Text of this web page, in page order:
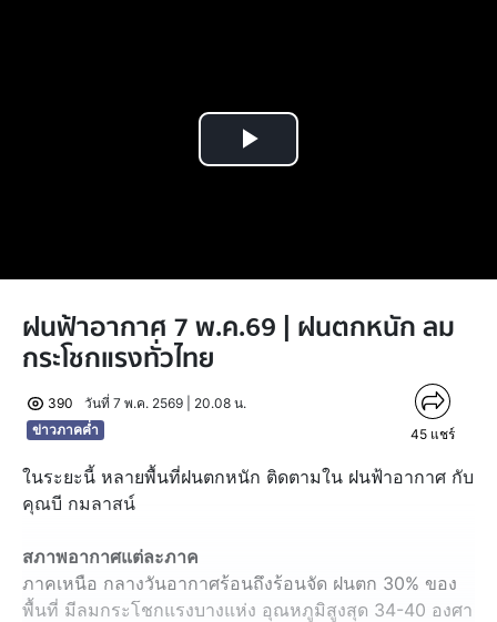
Play
ฝนฟ้าอากาศ 7 พ.ค.69 | ฝนตกหนัก ลม
กระโชกแรงทั่วไทย
390
วันที่ 7 พ.ค. 2569 | 20.08 น.
ข่าวภาคค่ำ
45 แชร์
ในระยะนี้ หลายพื้นที่ฝนตกหนัก ติดตามใน ฝนฟ้าอากาศ กับ
คุณบี กมลาสน์
สภาพอากาศแต่ละภาค
ภาคเหนือ กลางวันอากาศร้อนถึงร้อนจัด ฝนตก 30% ของ
พื้นที่ มีลมกระโชกแรงบางแห่ง อุณหภูมิสูงสุด 34-40 องศา